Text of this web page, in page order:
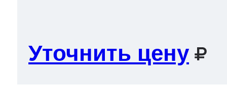
Уточнить цену